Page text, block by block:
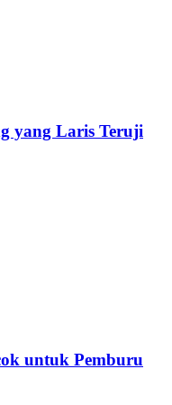
yang Laris Teruji
untuk Pemburu